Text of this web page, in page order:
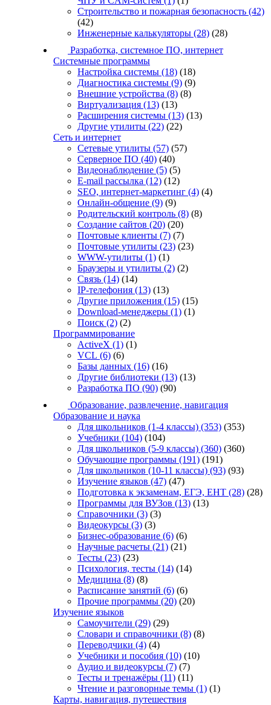
Строительство и пожарная безопасность (42)
(42)
Инженерные калькуляторы (28) (28)
Разработка, системное ПО, интернет
Системные программы
Настройка системы (18) (18)
Диагностика системы (9) (9)
Внешние устройства (8) (8)
Виртуализация (13) (13)
Расширения системы (13) (13)
Другие утилиты (22) (22)
Сеть и интернет
Сетевые утилиты (57) (57)
Серверное ПО (40) (40)
Видеонаблюдение (5) (5)
E-mail рассылка (12) (12)
SEO, интернет-маркетинг (4) (4)
Онлайн-общение (9) (9)
Родительский контроль (8) (8)
Создание сайтов (20) (20)
Почтовые клиенты (7) (7)
Почтовые утилиты (23) (23)
WWW-утилиты (1) (1)
Браузеры и утилиты (2) (2)
Связь (14) (14)
IP-телефония (13) (13)
Другие приложения (15) (15)
Download-менеджеры (1) (1)
Поиск (2) (2)
Программирование
ActiveX (1) (1)
VCL (6) (6)
Базы данных (16) (16)
Другие библиотеки (13) (13)
Разработка ПО (90) (90)
Образование, развлечение, навигация
Образование и наука
Для школьников (1-4 классы) (353) (353)
Учебники (104) (104)
Для школьников (5-9 классы) (360) (360)
Обучающие программы (191) (191)
Для школьников (10-11 классы) (93) (93)
Изучение языков (47) (47)
Подготовка к экзаменам, ЕГЭ, ЕНТ (28) (28)
Программы для ВУЗов (13) (13)
Справочники (3) (3)
Видеокурсы (3) (3)
Бизнес-образование (6) (6)
Научные расчеты (21) (21)
Тесты (23) (23)
Психология, тесты (14) (14)
Медицина (8) (8)
Расписание занятий (6) (6)
Прочие программы (20) (20)
Изучение языков
Самоучители (29) (29)
Словари и справочники (8) (8)
Переводчики (4) (4)
Учебники и пособия (10) (10)
Аудио и видеокурсы (7) (7)
Тесты и тренажёры (11) (11)
Чтение и разговорные темы (1) (1)
Карты, навигация, путешествия